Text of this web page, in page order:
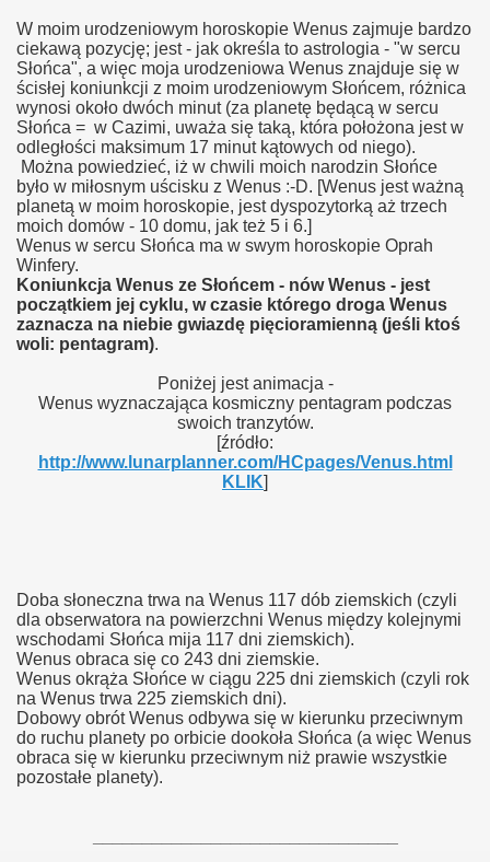
W moim urodzeniowym horoskopie Wenus zajmuje bardzo
ciekawą pozycję; jest - jak określa to astrologia - "w sercu
Słońca", a więc moja urodzeniowa Wenus znajduje się w
ścisłej koniunkcji z moim urodzeniowym Słońcem, różnica
wynosi około dwóch minut (za planetę będącą w sercu
Słońca = w Cazimi, uważa się taką, która położona jest w
odległości maksimum 17 minut kątowych od niego).
Można powiedzieć, iż w chwili moich narodzin Słońce
było w miłosnym uścisku z Wenus :-D. [Wenus jest ważną
planetą w moim horoskopie, jest dyspozytorką aż trzech
moich domów - 10 domu, jak też 5 i 6.]
Wenus w sercu Słońca ma w swym horoskopie Oprah
Winfery.
Koniunkcja Wenus ze Słońcem - nów Wenus - jest
początkiem jej cyklu, w czasie którego droga Wenus
zaznacza na niebie gwiazdę pięcioramienną (jeśli ktoś
woli: pentagram).
Poniżej jest animacja -
Wenus wyznaczająca kosmiczny pentagram podczas
swoich tranzytów.
[źródło:
http://www.lunarplanner.com/HCpages/Venus.html
KLIK]
Doba słoneczna trwa na Wenus 117 dób ziemskich (czyli
dla obserwatora na powierzchni Wenus między kolejnymi
wschodami Słońca mija 117 dni ziemskich).
Wenus obraca się co 243 dni ziemskie.
Wenus okrąża Słońce w ciągu 225 dni ziemskich (czyli rok
na Wenus trwa 225 ziemskich dni).
Dobowy obrót Wenus odbywa się w kierunku przeciwnym
do ruchu planety po orbicie dookoła Słońca (a więc Wenus
obraca się w kierunku przeciwnym niż prawie wszystkie
pozostałe planety).